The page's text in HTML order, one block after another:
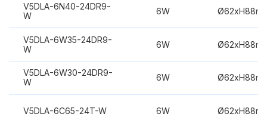
V5DLA-6N40-24DR9-
W
6W
V5DLA-6W35-24DR9-
W
6W
V5DLA-6W30-24DR9-
W
6W
V5DLA-6C65-24T-W 6W